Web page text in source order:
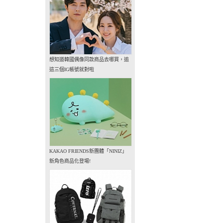
想知道韓國偶像同款商品去哪買，追
這三個IG帳號就對啦
KAKAO FRIENDS新團體「NINIZ」
新角色商品化登場!